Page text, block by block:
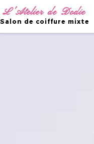
L'Atelier de Dodie
Salon de coiffure mixte